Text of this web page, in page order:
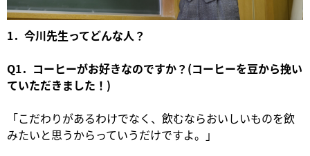
1．今川先生ってどんな人？
Q1．コーヒーがお好きなのですか？(コーヒーを豆から挽い
ていただきました！)
「こだわりがあるわけでなく、飲むならおいしいものを飲
みたいと思うからっていうだけですよ。」